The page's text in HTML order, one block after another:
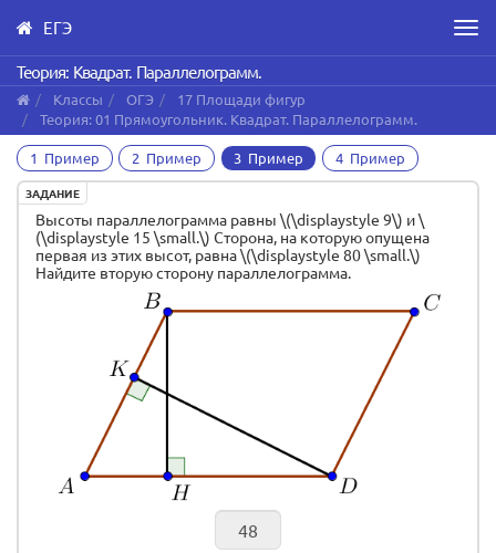
Skip
to
main
content
ЕГЭ
Теория: Квадрат. Параллелограмм.
Классы ОГЭ
17 Площади фигур
Теория: 01 Прямоугольник. Квадрат. Параллелограмм.
1 Пример 2 Пример 3 Пример 4 Пример
ЗАДАНИЕ
Высоты параллелограмма равны \(\displaystyle 9\) и \
(\displaystyle 15 \small.\) Сторона, на которую опущена
первая из этих высот, равна \(\displaystyle 80 \small.\)
Найдите вторую сторону параллелограмма.